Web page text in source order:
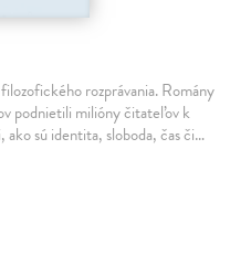
rozprávania. Romány
podnietili milióny čitateľov k
ako sú identita, sloboda, čas či…